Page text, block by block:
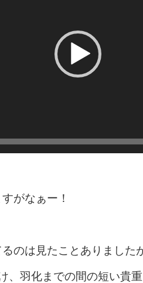
がなぁー！
のは見たことありました
、羽化までの間の短い貴